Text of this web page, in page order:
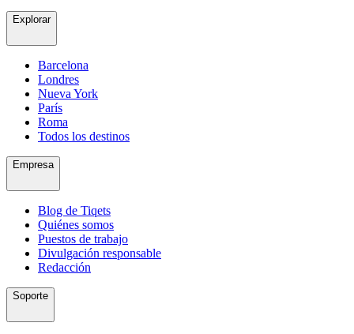
Explorar
Barcelona
Londres
Nueva York
París
Roma
Todos los destinos
Empresa
Blog de Tiqets
Quiénes somos
Puestos de trabajo
Divulgación responsable
Redacción
Soporte